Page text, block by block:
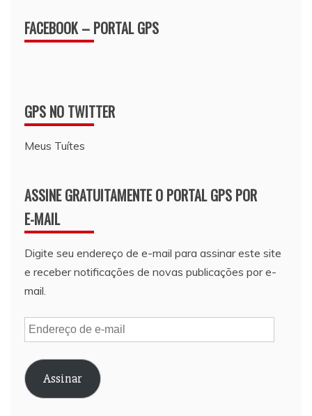
FACEBOOK – PORTAL GPS
GPS NO TWITTER
Meus Tuítes
ASSINE GRATUITAMENTE O PORTAL GPS POR
E-MAIL
Digite seu endereço de e-mail para assinar este site
e receber notificações de novas publicações por e-
mail.
Endereço
de
e-
mail Assinar